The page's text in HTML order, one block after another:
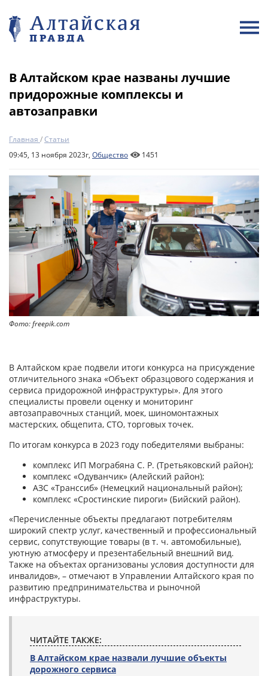
В Алтайском крае названы лучшие
придорожные комплексы и
автозаправки
Главная /Статьи
09:45, 13 ноября 2023г, Общество 1451
Фото: freepik.com
В Алтайском крае подвели итоги конкурса на присуждение
отличительного знака «Объект образцового содержания и
сервиса придорожной инфраструктуры». Для этого
специалисты провели оценку и мониторинг
автозаправочных станций, моек, шиномонтажных
мастерских, общепита, СТО, торговых точек.
По итогам конкурса в 2023 году победителями выбраны:
комплекс ИП Мограбяна С. Р. (Третьяковский район);
комплекс «Одуванчик» (Алейский район);
АЗС «Транссиб» (Немецкий национальный район);
комплекс «Сростинские пироги» (Бийский район).
«Перечисленные объекты предлагают потребителям
широкий спектр услуг, качественный и профессиональный
сервис, сопутствующие товары (в т. ч. автомобильные),
уютную атмосферу и презентабельный внешний вид.
Также на объектах организованы условия доступности для
инвалидов», – отмечают в Управлении Алтайского края по
развитию предпринимательства и рыночной
инфраструктуры.
ЧИТАЙТЕ ТАКЖЕ:
В Алтайском крае назвали лучшие объекты
дорожного сервиса